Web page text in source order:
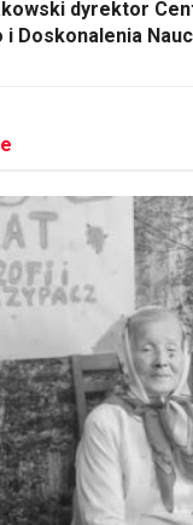
dyrektor
Doskonalenia